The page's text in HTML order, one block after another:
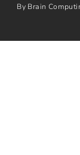
By Brain